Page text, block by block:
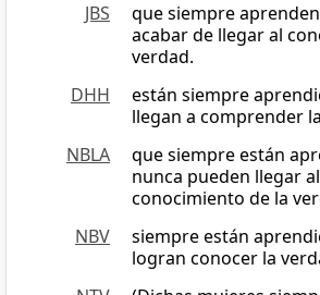
JBS
que siempre
acabar de llegar al
verdad.
DHH
están siempre
llegan a comprender
NBLA
que siempre están
nunca pueden llegar
conocimiento de la
NBV
siempre están
logran conocer la